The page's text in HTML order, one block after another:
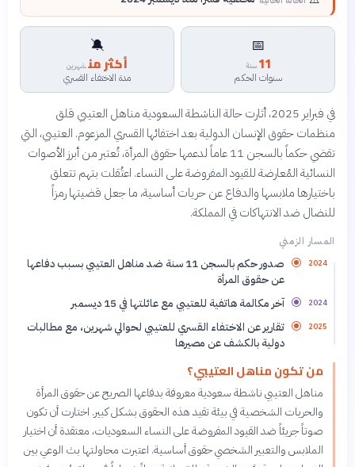
📅
11 سنة
سنوات الحكم
🔕
أكثر منشهرين
مدة الاختفاء القسري
في فبراير 2025، أثارت حالة الناشطة السعودية مناهل العتيبي قلق
منظمات حقوق الإنسان الدولية بعد اختفائها القسري المزعوم. العتيبي، التي
تقضي حكماً بالسجن 11 عاماً لدعمها حقوق المرأة، تُعتبر من أبرز الأصوات
النسائية المُعارضة للقيود المفروضة على النساء. اعتُقلت بتهم تتعلق
باختيارها ملابسها والدفاع عن حريات أساسية، ما جعل قضيتها رمزاً
للنضال ضد الانتهاكات في المملكة.
المسار الزمني
2024
صدور حكم بالسجن 11 سنة ضد مناهل العتيبي بسبب دفاعها
عن حقوق المرأة
2024 آخر مكالمة هاتفية للعتيبي مع عائلتها في 15 ديسمبر
2025
تقارير عن الاختفاء القسري للعتيبي لحوالي شهرين، مع مطالبات
دولية بالكشف عن مصيرها
من تكون مناهل العتيبي؟
مناهل العتيبي ناشطة سعودية معروفة بدفاعها الصريح عن حقوق المرأة
والحريات الشخصية في بيئة تقيد هذه الحقوق بشكل كبير. اختارت أن تكون
صوتاً جريئاً ضد القيود المفروضة على النساء السعوديات، معتقدة أن اختيار
الملابس والتعبير الشخصي حقوق أساسية. اعتبرت محاولتها بث الوعي بين